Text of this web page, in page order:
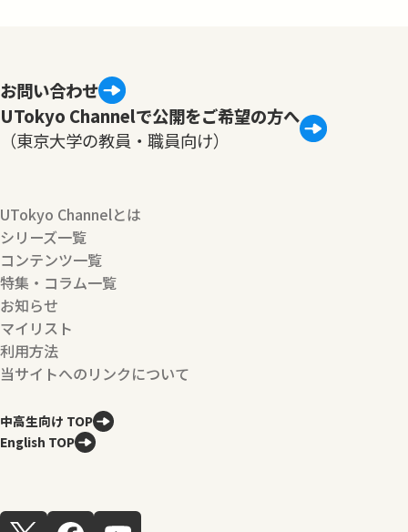
お問い合わせ
UTokyo Channelで公開をご希望の方へ
（東京大学の教員・職員向け）
UTokyo Channelとは
シリーズ一覧
コンテンツ一覧
特集・コラム一覧
お知らせ
マイリスト
利用方法
当サイトへのリンクについて
中高生向け TOP
English TOP